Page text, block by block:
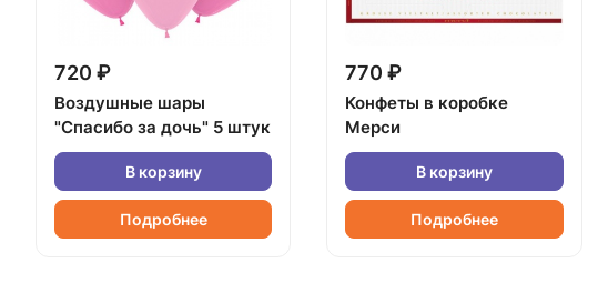
720 ₽
Воздушные шары
"Спасибо за дочь" 5 штук
В корзину
Подробнее
770 ₽
Конфеты в коробке
Мерси
В корзину
Подробнее